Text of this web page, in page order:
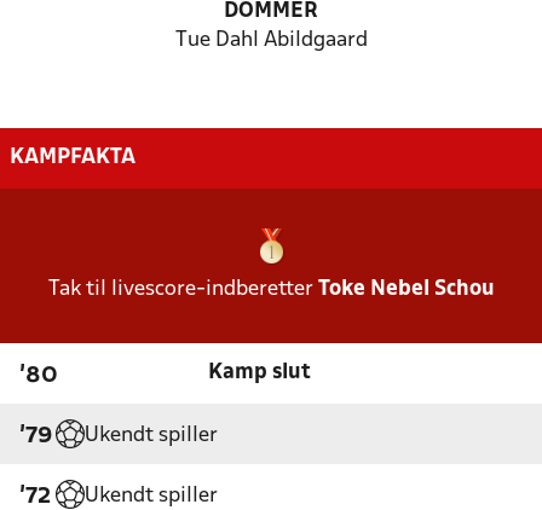
DOMMER
Tue Dahl Abildgaard
KAMPFAKTA
Tak til livescore-indberetter Toke Nebel Schou
'80 Kamp slut
'79 Ukendt spiller
'72 Ukendt spiller